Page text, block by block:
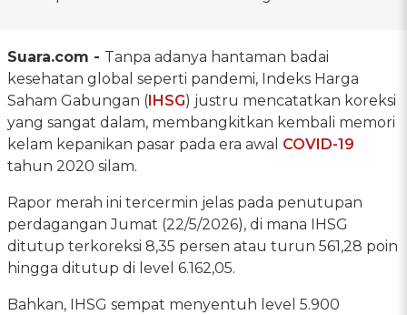
Suara.com - Tanpa adanya hantaman badai
kesehatan global seperti pandemi, Indeks Harga
Saham Gabungan ( IHSG) justru mencatatkan koreksi
yang sangat dalam, membangkitkan kembali memori
kelam kepanikan pasar pada era awal COVID-19
tahun 2020 silam.
Rapor merah ini tercermin jelas pada penutupan
perdagangan Jumat (22/5/2026), di mana IHSG
ditutup terkoreksi 8,35 persen atau turun 561,28 poin
hingga ditutup di level 6.162,05.
Bahkan, IHSG sempat menyentuh level 5.900